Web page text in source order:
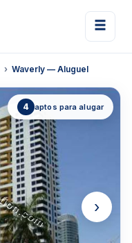
Waverly — Aluguel
4 aptos para alugar
›